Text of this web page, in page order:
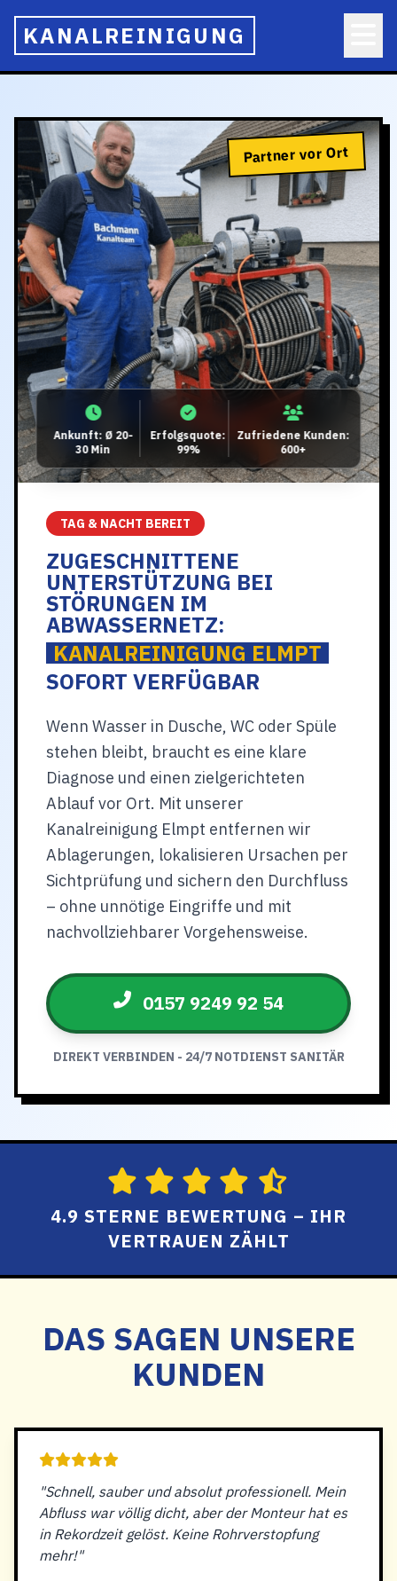
KANALREINIGUNG
Partner vor Ort
Ankunft: Ø 20-
30 Min
Erfolgsquote:
99%
Zufriedene Kunden:
600+
TAG & NACHT BEREIT
ZUGESCHNITTENE
UNTERSTÜTZUNG BEI
STÖRUNGEN IM
ABWASSERNETZ:
KANALREINIGUNG ELMPT
SOFORT VERFÜGBAR
Wenn Wasser in Dusche, WC oder Spüle
stehen bleibt, braucht es eine klare
Diagnose und einen zielgerichteten
Ablauf vor Ort. Mit unserer
Kanalreinigung Elmpt entfernen wir
Ablagerungen, lokalisieren Ursachen per
Sichtprüfung und sichern den Durchfluss
– ohne unnötige Eingriffe und mit
nachvollziehbarer Vorgehensweise.
0157 9249 92 54
DIREKT VERBINDEN - 24/7 NOTDIENST SANITÄR
4.9 STERNE BEWERTUNG – IHR
VERTRAUEN ZÄHLT
DAS SAGEN UNSERE
KUNDEN
"Schnell, sauber und absolut professionell. Mein
Abfluss war völlig dicht, aber der Monteur hat es
in Rekordzeit gelöst. Keine Rohrverstopfung
mehr!"